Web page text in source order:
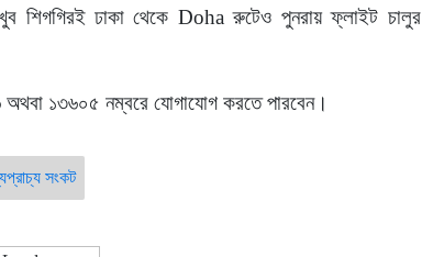
শিগগিরই ঢাকা থেকে Doha রুটেও পুনরায় ফ্লাইট চালুর
১৩৬০৫ নম্বরে যোগাযোগ করতে পারবেন।
সংকট